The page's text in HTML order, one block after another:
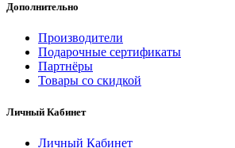
Дополнительно
Производители
Подарочные сертификаты
Партнёры
Товары со скидкой
Личный Кабинет
Личный Кабинет